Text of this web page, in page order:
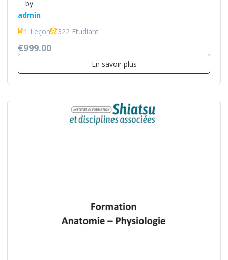
by
admin
1 Leçon
322 Etudiant
€999.00
En savoir plus